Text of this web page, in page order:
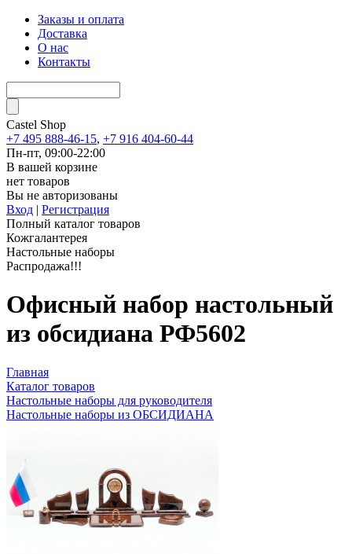
Заказы и оплата
Доставка
О нас
Контакты
Castel Shop
+7 495 888-46-15, +7 916 404-60-44
Пн-пт, 09:00-22:00
В вашей корзине
нет товаров
Вы не авторизованы
Вход | Регистрация
Полный каталог товаров
Кожгалантерея
Настольные наборы
Распродажа!!!
Офисный набор настольный
из обсидиана РФ5602
Главная
Каталог товаров
Настольные наборы для руководителя
Настольные наборы из ОБСИДИАНА